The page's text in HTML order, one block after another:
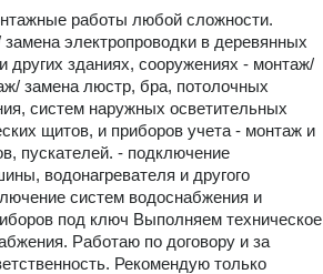
работы любой сложности.
электропроводки в деревянных
других зданиях, сооружениях - монтаж/
замена люстр, бра, потолочных
систем наружных осветительных
щитов, и приборов учета - монтаж и
пускателей. - подключение
водонагревателя и другого
систем водоснабжения и
под ключ Выполняем техническое
Работаю по договору и за
Рекомендую только